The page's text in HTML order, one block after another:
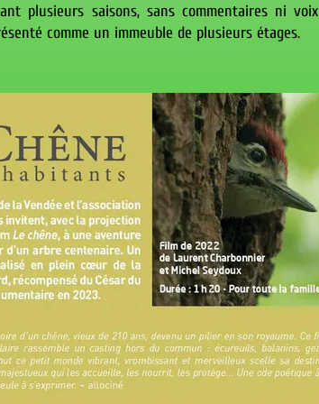
plusieurs saisons, sans commentaires ni voix
comme un immeuble de plusieurs étages.